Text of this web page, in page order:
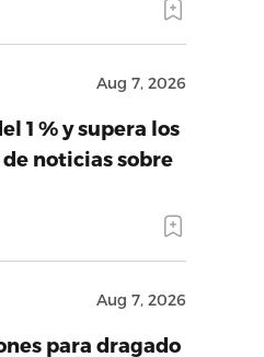
Aug 7, 2026
1 % y supera los
noticias sobre
Aug 7, 2026
para dragado